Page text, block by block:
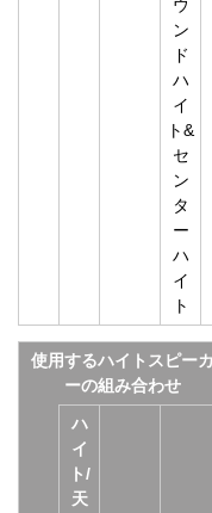
ウ
ン
ド
ハ
イ
ト&
セ
ン
タ
ー
ハ
イ
ト
使用するハイトスピーカ
ーの組み合わせ
ハ
イ
ト/
天